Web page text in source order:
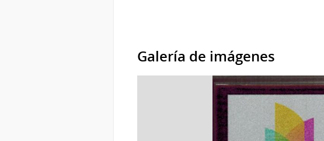
Galería de imágenes